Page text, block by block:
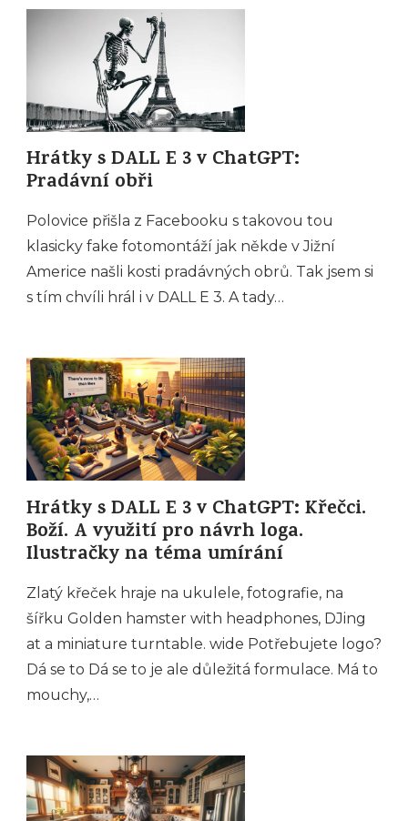
Hrátky s DALL E 3 v ChatGPT:
Pradávní obři
Polovice přišla z Facebooku s takovou tou
klasicky fake fotomontáží jak někde v Jižní
Americe našli kosti pradávných obrů. Tak jsem si
s tím chvíli hrál i v DALL E 3. A tady…
Hrátky s DALL E 3 v ChatGPT: Křečci.
Boží. A využití pro návrh loga.
Ilustračky na téma umírání
Zlatý křeček hraje na ukulele, fotografie, na
šířku Golden hamster with headphones, DJing
at a miniature turntable. wide Potřebujete logo?
Dá se to Dá se to je ale důležitá formulace. Má to
mouchy,…